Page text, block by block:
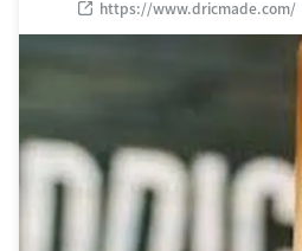
https://www.dricmade.com/